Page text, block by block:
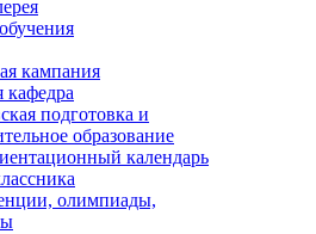
кампания
кафедра
подготовка и
образование
календарь
олимпиады,